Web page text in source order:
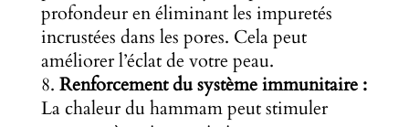
profondeur en éliminant les impuretés
incrustées dans les pores. Cela peut
améliorer l’éclat de votre peau.
Renforcement du système immunitaire :
La chaleur du hammam peut stimuler